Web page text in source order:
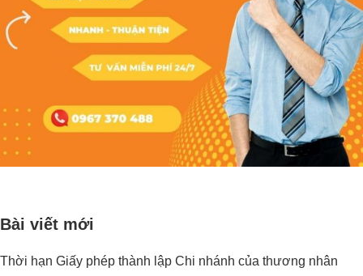
Bài viết mới
Thời hạn Giấy phép thành lập Chi nhánh của thương nhân